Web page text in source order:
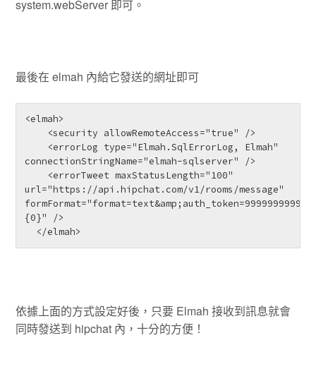
system.webServer 即可。
最後在 elmah 內給它發送的網址即可
<elmah>
connectionStringName="elmah-sqlserver" />
url="https://api.hipchat.com/v1/rooms/message"
{0}" />
  </elmah>
依據上面的方式設定好後，只要 Elmah 接收到訊息就會
同時發送到 hipchat 內，十分的方便！